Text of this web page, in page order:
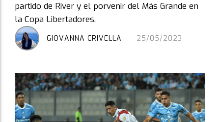
partido de River y el porvenir del Más Grande en
la Copa Libertadores.
25/05/2023
GIOVANNA CRIVELLA